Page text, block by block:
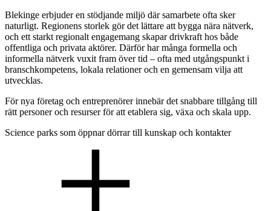
Blekinge erbjuder en stödjande miljö där samarbete ofta sker
naturligt. Regionens storlek gör det lättare att bygga nära nätverk,
och ett starkt regionalt engagemang skapar drivkraft hos både
offentliga och privata aktörer. Därför har många formella och
informella nätverk vuxit fram över tid – ofta med utgångspunkt i
branschkompetens, lokala relationer och en gemensam vilja att
utvecklas.
För nya företag och entreprenörer innebär det snabbare tillgång till
rätt personer och resurser för att etablera sig, växa och skala upp.
Science parks som öppnar dörrar till kunskap och kontakter